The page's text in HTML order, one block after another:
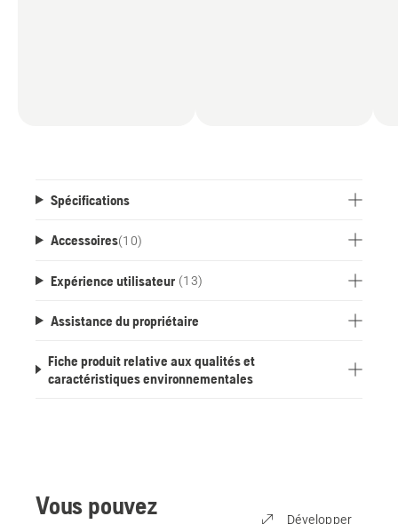
Spécifications
Accessoires(10)
Expérience utilisateur (13)
Assistance du propriétaire
Fiche produit relative aux qualités et
caractéristiques environnementales
Vous pouvez
Développer